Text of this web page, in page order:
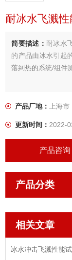
耐冰水飞溅
简要描述： 耐冰水
的产品由冰水引起
落到热的系统/组件
产品厂地：上海市
更新时间：2022-
产品咨询
产品分类
相关文章
冰水冲击飞溅性能